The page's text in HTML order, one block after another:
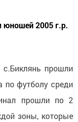
юношей 2005 г.р.
прошли
по футболу среди
прошли по 2
зоны, которые